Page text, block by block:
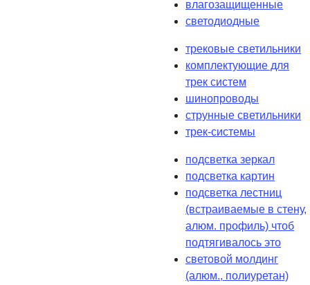
влагозащищенные
светодиодные
трековые светильники
комплектующие для
трек систем
шинопроводы
струнные светильники
трек-системы
подсветка зеркал
подсветка картин
подсветка лестниц
(встраиваемые в стену,
алюм. профиль) чтоб
подтягивалось это
световой молдинг
(алюм., полиуретан)